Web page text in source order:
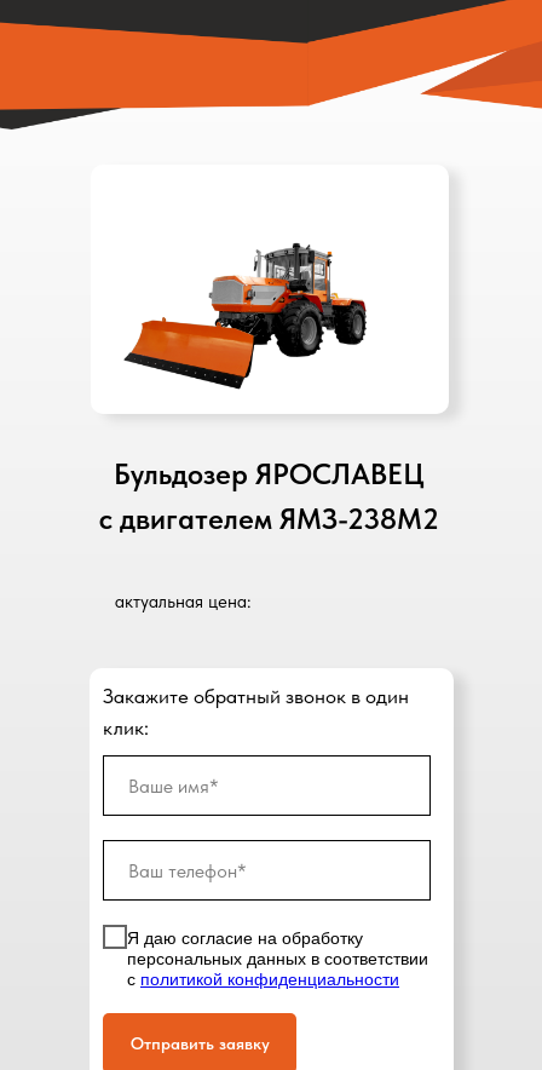
Я даю согласие на обработку
персональных данных в соответствии
с политикой конфиденциальности
Отправить заявку
Закажите обратный звонок в один
клик:
Бульдозер ЯРОСЛАВЕЦ
с двигателем ЯМЗ-238М2
актуальная цена: